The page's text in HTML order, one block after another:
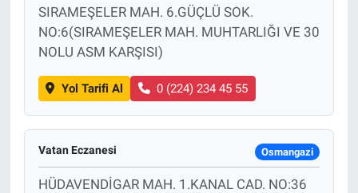
SIRAMEŞELER MAH. 6.GÜÇLÜ SOK.
NO:6(SIRAMEŞELER MAH. MUHTARLIĞI VE 30
NOLU ASM KARŞISI)
Yol Tarifi Al 0 (224) 234 45 55
Vatan Eczanesi Osmangazi
HÜDAVENDİGAR MAH. 1.KANAL CAD. NO:36